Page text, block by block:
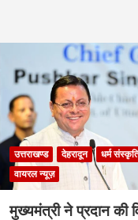
उत्तराखण्ड देहरादून धर्म
वायरल न्यूज़
मुख्यमंत्री ने प्रदान की